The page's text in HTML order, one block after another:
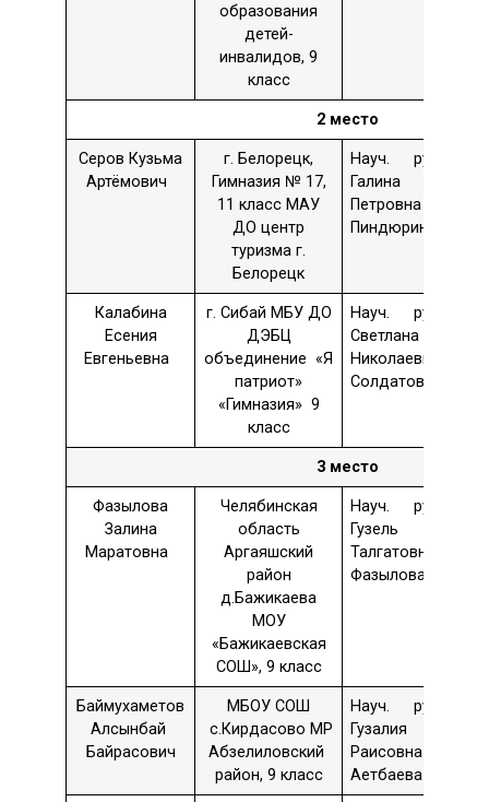
образования
детей-
инвалидов, 9
класс
2 место
Серов Кузьма
Артёмович
г. Белорецк,
Гимназия № 17,
11 класс МАУ
ДО центр
туризма г.
Белорецк
Науч. рук. –
Галина
Петровна
Пиндюрина
Калабина
Есения
Евгеньевна
г. Сибай МБУ ДО
ДЭБЦ
объединение «Я
патриот»
«Гимназия» 9
класс
Науч. рук. –
Светлана
Николаевна
Солдатова
3 место
Фазылова
Залина
Маратовна
Челябинская
область
Аргаяшский
район
д.Бажикаева
МОУ
«Бажикаевская
СОШ», 9 класс
Науч. рук. –
Гузель
Талгатовна
Фазылова
Баймухаметов
Алсынбай
Байрасович
МБОУ СОШ
с.Кирдасово МР
Абзелиловский
район, 9 класс
Науч. рук. –
Гузалия
Раисовна
Аетбаева